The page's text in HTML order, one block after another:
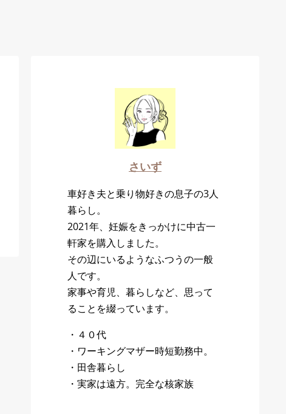
さいず
車好き夫と乗り物好きの息子の3人
暮らし。
2021年、妊娠をきっかけに中古一
軒家を購入しました。
その辺にいるようなふつうの一般
人です。
家事や育児、暮らしなど、思って
ることを綴っています。
・４０代
・ワーキングマザー時短勤務中。
・田舎暮らし
・実家は遠方。完全な核家族